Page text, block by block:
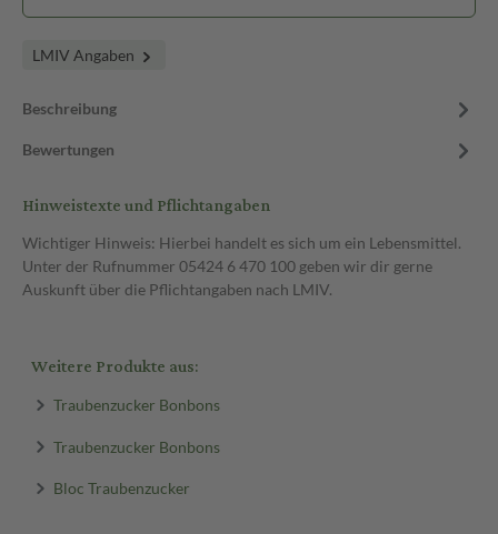
LMIV Angaben
Beschreibung
Bewertungen
Hinweistexte und Pflichtangaben
Wichtiger Hinweis: Hierbei handelt es sich um ein Lebensmittel.
Unter der Rufnummer 05424 6 470 100 geben wir dir gerne
Auskunft über die Pflichtangaben nach LMIV.
Weitere Produkte aus:
Traubenzucker Bonbons
Traubenzucker Bonbons
Bloc Traubenzucker